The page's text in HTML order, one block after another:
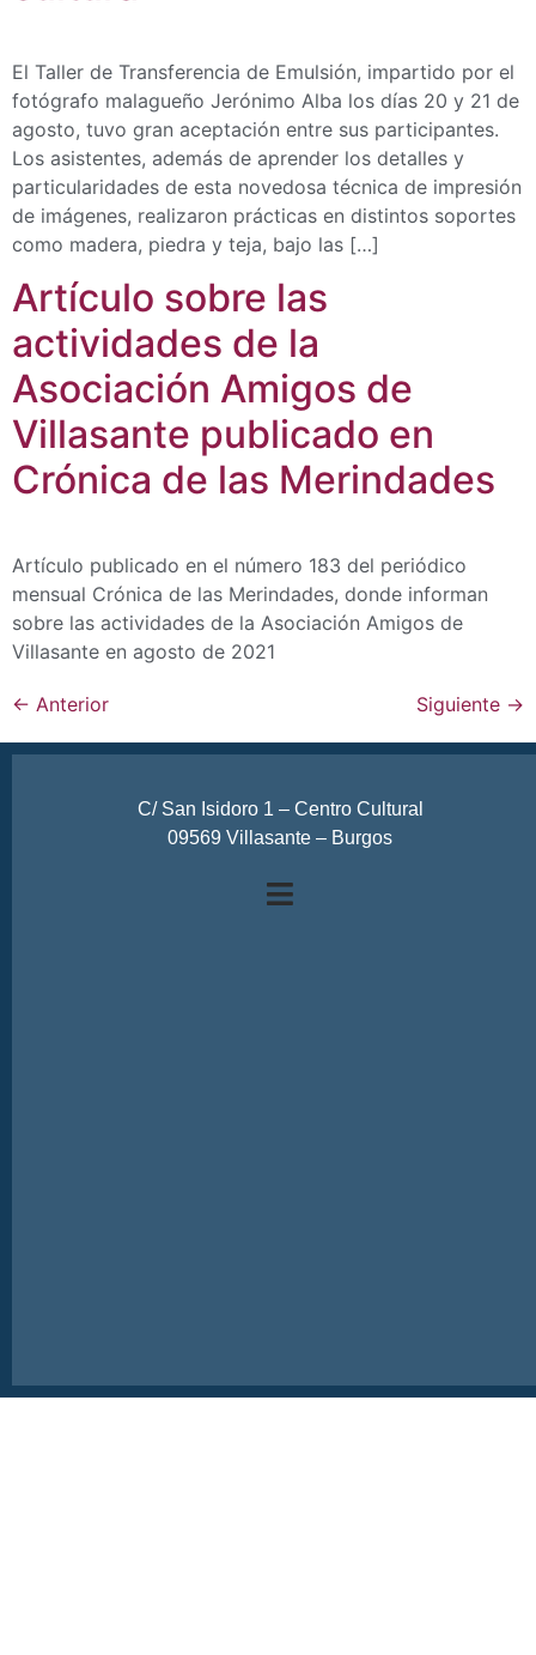
El Taller de Transferencia de Emulsión, impartido por el
fotógrafo malagueño Jerónimo Alba los días 20 y 21 de
agosto, tuvo gran aceptación entre sus participantes.
Los asistentes, además de aprender los detalles y
particularidades de esta novedosa técnica de impresión
de imágenes, realizaron prácticas en distintos soportes
como madera, piedra y teja, bajo las […]
Artículo sobre las
actividades de la
Asociación Amigos de
Villasante publicado en
Crónica de las Merindades
Artículo publicado en el número 183 del periódico
mensual Crónica de las Merindades, donde informan
sobre las actividades de la Asociación Amigos de
Villasante en agosto de 2021
← Anterior Siguiente →
C/ San Isidoro 1 – Centro Cultural
09569 Villasante – Burgos